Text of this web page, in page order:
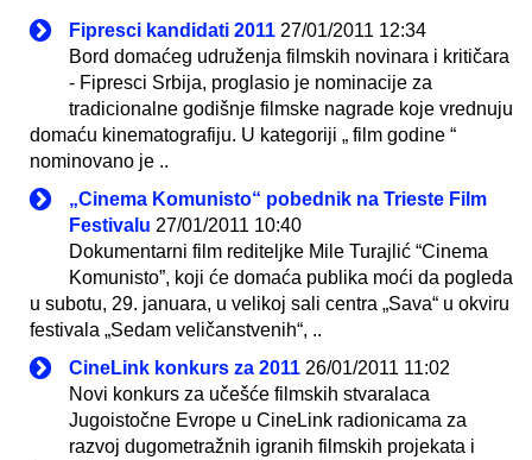
Fipresci kandidati 2011 27/01/2011 12:34
Bord domaćeg udruženja filmskih novinara i kritičara
- Fipresci Srbija, proglasio je nominacije za
tradicionalne godišnje filmske nagrade koje vrednuju
domaću kinematografiju. U kategoriji „ film godine “
nominovano je ..
„Cinema Komunisto“ pobednik na Trieste Film
Festivalu 27/01/2011 10:40
Dokumentarni film rediteljke Mile Turajlić “Cinema
Komunisto”, koji će domaća publika moći da pogleda
u subotu, 29. januara, u velikoj sali centra „Sava“ u okviru
festivala „Sedam veličanstvenih“, ..
CineLink konkurs za 2011 26/01/2011 11:02
Novi konkurs za učešće filmskih stvaralaca
Jugoistočne Evrope u CineLink radionicama za
razvoj dugometražnih igranih filmskih projekata i